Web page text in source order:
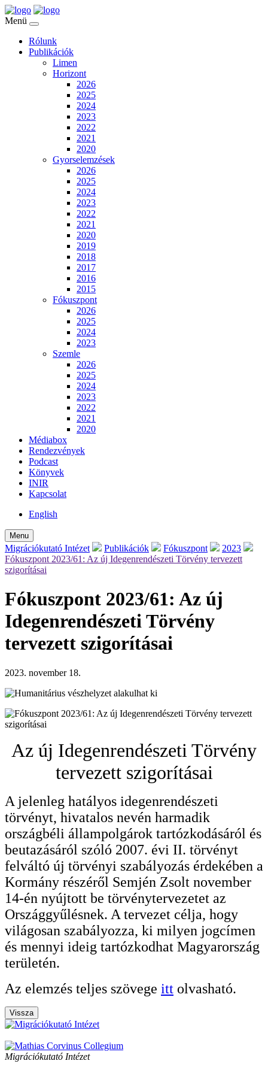
Menü
Rólunk
Publikációk
Limen
Horizont
2026
2025
2024
2023
2022
2021
2020
Gyorselemzések
2026
2025
2024
2023
2022
2021
2020
2019
2018
2017
2016
2015
Fókuszpont
2026
2025
2024
2023
Szemle
2026
2025
2024
2023
2022
2021
2020
Médiabox
Rendezvények
Podcast
Könyvek
INIR
Kapcsolat
English
Menu
Migrációkutató Intézet Publikációk Fókuszpont
2023
Fókuszpont 2023/61: Az új Idegenrendészeti Törvény tervezett
szigorításai
Fókuszpont 2023/61: Az új
Idegenrendészeti Törvény
tervezett szigorításai
2023. november 18.
Az új Idegenrendészeti Törvény
tervezett szigorításai
A jelenleg hatályos idegenrendészeti
törvényt, hivatalos nevén harmadik
országbéli állampolgárok tartózkodásáról és
beutazásáról szóló 2007. évi II. törvényt
felváltó új törvényi szabályozás érdekében a
Kormány részéről Semjén Zsolt november
14-én nyújtott be törvénytervezetet az
Országgyűlésnek. A tervezet célja, hogy
világosan szabályozza, ki milyen jogcímen
és mennyi ideig tartózkodhat Magyarország
területén.
Az elemzés teljes szövege itt olvasható.
Vissza
Migrációkutató Intézet